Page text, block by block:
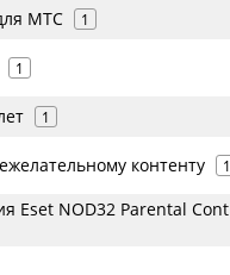
МТС 1
1
1
контенту 1
Eset NOD32 Parental